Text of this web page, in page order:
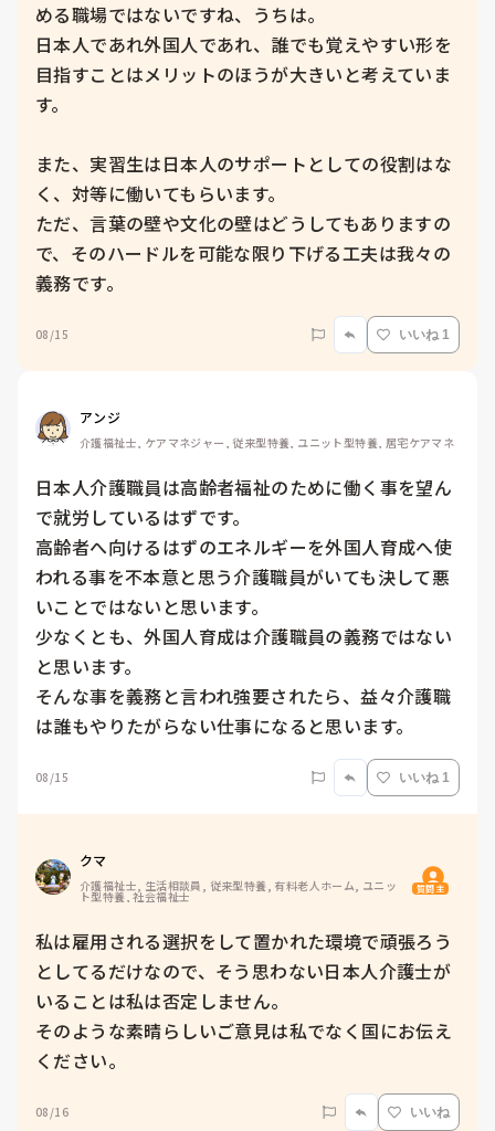
める職場ではないですね、うちは。
日本人であれ外国人であれ、誰でも覚えやすい形を
目指すことはメリットのほうが大きいと考えていま
す。
また、実習生は日本人のサポートとしての役割はな
く、対等に働いてもらいます。
ただ、言葉の壁や文化の壁はどうしてもありますの
で、そのハードルを可能な限り下げる工夫は我々の
義務です。
08/15 いいね 1
アンジ
介護福祉士, ケアマネジャー, 従来型特養, ユニット型特養, 居宅ケアマネ
日本人介護職員は高齢者福祉のために働く事を望ん
で就労しているはずです。
高齢者へ向けるはずのエネルギーを外国人育成へ使
われる事を不本意と思う介護職員がいても決して悪
いことではないと思います。
少なくとも、外国人育成は介護職員の義務ではない
と思います。
そんな事を義務と言われ強要されたら、益々介護職
は誰もやりたがらない仕事になると思います。
08/15 いいね 1
クマ
介護福祉士, 生活相談員, 従来型特養, 有料老人ホーム, ユニッ
ト型特養, 社会福祉士 質問主
私は雇用される選択をして置かれた環境で頑張ろう
としてるだけなので、そう思わない日本人介護士が
いることは私は否定しません。
そのような素晴らしいご意見は私でなく国にお伝え
08/16 いいね